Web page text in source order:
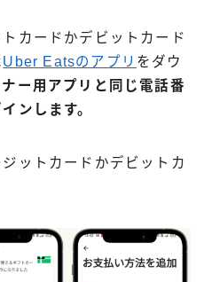
カードかデビットカード
Uber Eatsのアプリ をダウ
ー用アプリと同じ電話番
ンします。
ットカードかデビットカ